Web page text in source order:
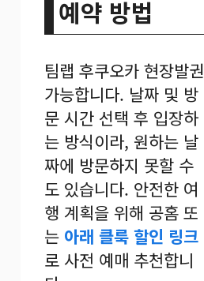
예약 방법
팀랩 후쿠오카 현장발권
가능합니다. 날짜 및 방
문 시간 선택 후 입장하
는 방식이라, 원하는 날
짜에 방문하지 못할 수
도 있습니다. 안전한 여
행 계획을 위해 공홈 또
는 아래 클룩 할인 링크
로 사전 예매 추천합니